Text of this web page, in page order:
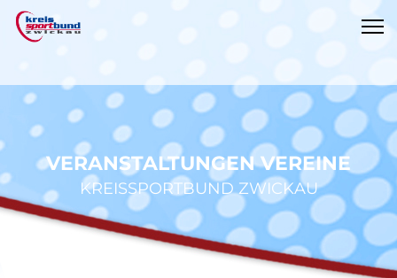
VERANSTALTUNGEN VEREINE
KREISSPORTBUND ZWICKAU